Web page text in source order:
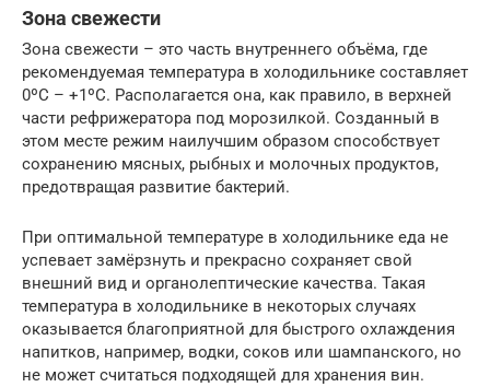
Зона свежести
Зона свежести – это часть внутреннего объёма, где
рекомендуемая температура в холодильнике составляет
0ºС – +1ºС. Располагается она, как правило, в верхней
части рефрижератора под морозилкой. Созданный в
этом месте режим наилучшим образом способствует
сохранению мясных, рыбных и молочных продуктов,
предотвращая развитие бактерий.
При оптимальной температуре в холодильнике еда не
успевает замёрзнуть и прекрасно сохраняет свой
внешний вид и органолептические качества. Такая
температура в холодильнике в некоторых случаях
оказывается благоприятной для быстрого охлаждения
напитков, например, водки, соков или шампанского, но
не может считаться подходящей для хранения вин.